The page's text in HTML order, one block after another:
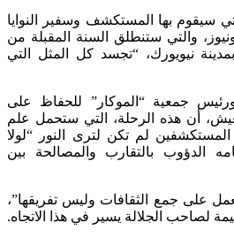
سيقوم بها المستكشف وسفير النوايا
والتي ستنطلق السنة المقبلة من
نيويورك، “تجسد كل المثل التي
جمعية “الموكار” للحفاظ على
أن هذه الرحلة، التي ستحمل علم
المستكشفين لم تكن لترى النور “لولا
الدؤوب بالتقارب والمصالحة بين
على جمع الثقافات وليس تفريقها”،
لصاحب الجلالة يسير في هذا الاتجاه.